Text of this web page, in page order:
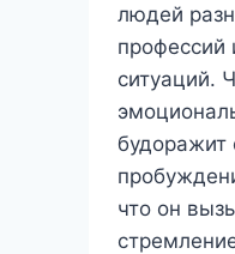
людей
профессий
ситуаций.
будоражит
что он